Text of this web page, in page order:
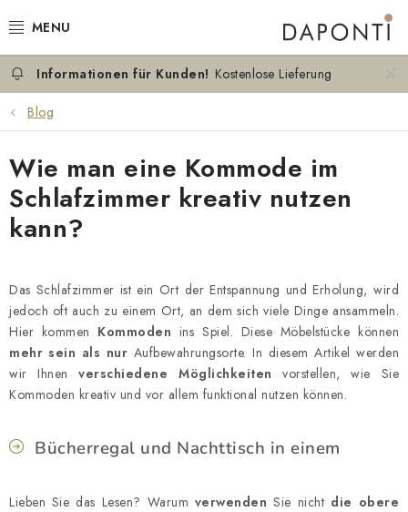
Inhalt
DOPPELBETTEN
EINZELBETTEN
NACHTTISCHE
SCHLAFZIMMER KOMMODEN
ÜBER UNS
ZERTIFIKATE
Reklamation und Rücksendung der Ware
Über uns
Kostenlose Lieferung
Blog
Wie man eine Kommode im
Schlafzimmer kreativ nutzen
kann?
Das Schlafzimmer ist ein Ort der Entspannung und Erholung, wird
jedoch oft auch zu einem Ort, an dem sich viele Dinge ansammeln.
Hier kommen Kommoden ins Spiel. Diese Möbelstücke können
mehr sein als nur Aufbewahrungsorte. In diesem Artikel werden
wir Ihnenverschiedene Möglichkeitenvorstellen, wie Sie
Kommoden kreativ und vor allem funktional nutzen können.
Bücherregal und Nachttisch in einem
Lieben Sie das Lesen? Warum verwenden Sie nicht die obere